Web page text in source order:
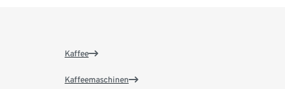
Kaffee
Kaffeemaschinen